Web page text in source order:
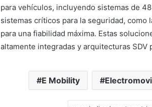
para vehículos, incluyendo sistemas de
sistemas críticos para la seguridad,
para una fiabilidad máxima. Estas
altamente integradas y arquitecturas SDV
E Mobility